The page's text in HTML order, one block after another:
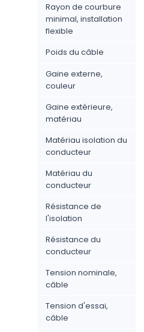
Rayon de courbure
minimal, installation
flexible
Poids du câble
Gaine externe,
couleur
Gaine extérieure,
matériau
Matériau isolation du
conducteur
Matériau du
conducteur
Résistance de
l'isolation
Résistance du
conducteur
Tension nominale,
câble
Tension d'essai,
câble